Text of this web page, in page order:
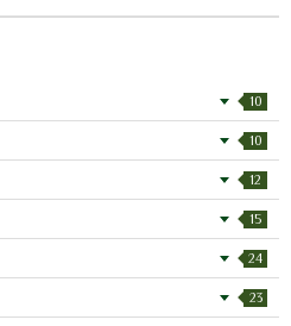
10
10
12
15
24
23